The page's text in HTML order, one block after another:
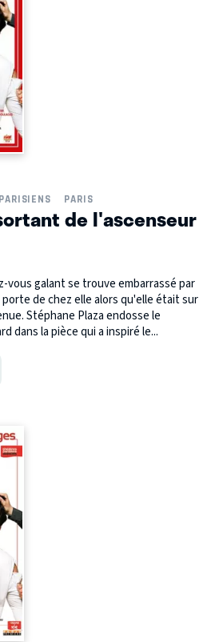
PARIS
de l'ascenseur
vous galant se trouve embarrassé par
porte de chez elle alors qu'elle était sur
Stéphane Plaza endosse le
dans la pièce qui a inspiré le...